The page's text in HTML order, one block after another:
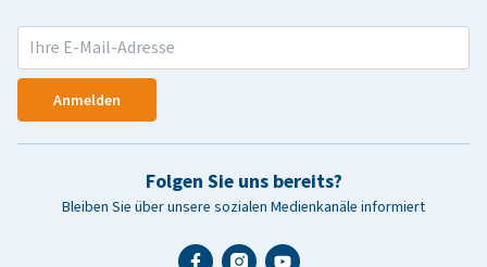
Anmelden
Folgen Sie uns bereits?
Bleiben Sie über unsere sozialen Medienkanäle informiert